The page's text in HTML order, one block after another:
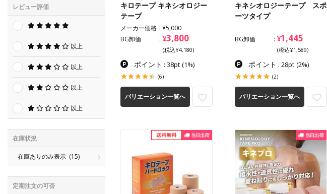
レビュー評価
以上
以上
以上
以上
在庫状況
在庫ありのみ表示 (15)
定期注文の可否
キロテープ キネシオロジー
テープ
メーカー価格
¥5,000
BG卸価
¥3,800
(税込¥4,180)
ポイント : 38pt (1%)
(6)
バリエーション一覧へ
キネシオロジーテープ スポ
ーツタイプ
BG卸価 ¥1,445
(税込¥1,589)
ポイント : 28pt (2%)
(2)
バリエーション一覧へ